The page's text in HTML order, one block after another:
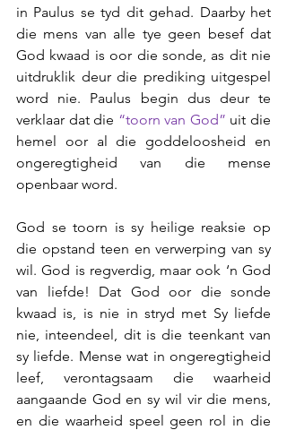
in Paulus se tyd dit gehad. Daarby het
die mens van alle tye geen besef dat
God kwaad is oor die sonde, as dit nie
uitdruklik deur die prediking uitgespel
word nie. Paulus begin dus deur te
verklaar dat die “toorn van God” uit die
hemel oor al die goddeloosheid en
ongeregtigheid van die mense
openbaar word.
God se toorn is sy heilige reaksie op
die opstand teen en verwerping van sy
wil. God is regverdig, maar ook ‘n God
van liefde! Dat God oor die sonde
kwaad is, is nie in stryd met Sy liefde
nie, inteendeel, dit is die teenkant van
sy liefde. Mense wat in ongeregtigheid
leef, verontagsaam die waarheid
aangaande God en sy wil vir die mens,
en die waarheid speel geen rol in die